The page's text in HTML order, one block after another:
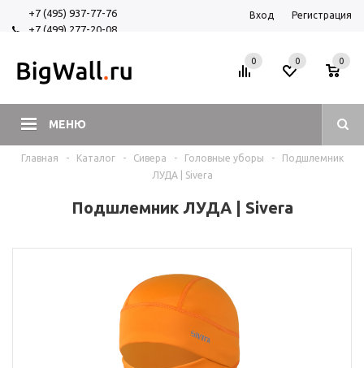
+7 (495) 937-77-76
+7 (499) 277-20-08
Вход Регистрация
МЕНЮ
0 0
0
Главная - Каталог - Сивера - Головные уборы -
Подшлемник
ЛУДА | Sivera
Подшлемник ЛУДА | Sivera